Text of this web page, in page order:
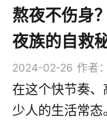
熬夜不伤身
夜族的自救
2024-02-26 作者
在这个快节奏
少人的生活常